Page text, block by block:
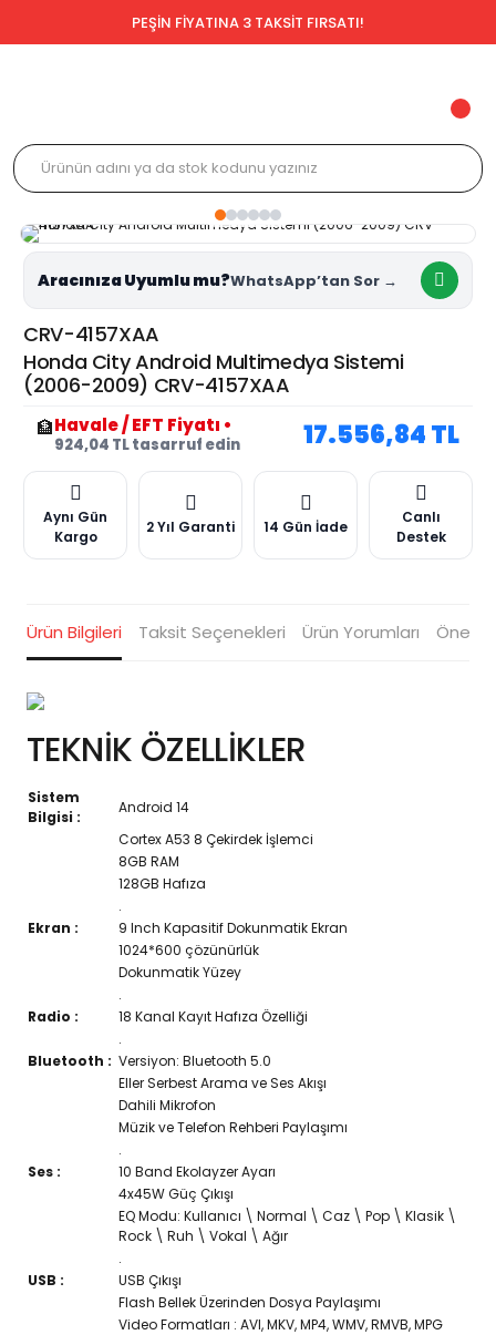
PEŞİN FİYATINA 3 TAKSİT FIRSATI!
Aracınıza Uyumlu mu?
CRV-4157XAA
Honda City Android Multimedya Sistemi
(2006-2009) CRV-4157XAA
🏦Havale / EFT Fiyatı •
924,04 TL tasarruf edin 17.556,84 TL
Aynı Gün
Kargo
2 Yıl Garanti 14 Gün İade
Canlı
Destek
Ürün Bilgileri Taksit Seçenekleri Ürün Yorumları
TEKNİK ÖZELLİKLER
Sistem
Bilgisi :
Android 14
Cortex A53 8 Çekirdek İşlemci
8GB RAM
128GB Hafıza
.
Ekran :
9 Inch Kapasitif Dokunmatik Ekran
1024*600 çözünürlük
Dokunmatik Yüzey
.
Radio :
18 Kanal Kayıt Hafıza Özelliği
.
Bluetooth : Versiyon: Bluetooth 5.0
Eller Serbest Arama ve Ses Akışı
Dahili Mikrofon
Müzik ve Telefon Rehberi Paylaşımı
.
Ses :
10 Band Ekolayzer Ayarı
4x45W Güç Çıkışı
EQ Modu: Kullanıcı \ Normal \ Caz \ Pop \ Klasik \
Rock \ Ruh \ Vokal \ Ağır
.
USB :
USB Çıkışı
Flash Bellek Üzerinden Dosya Paylaşımı
Video Formatları : AVI, MKV, MP4, WMV, RMVB, MPG